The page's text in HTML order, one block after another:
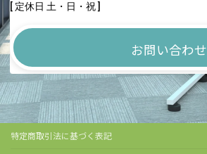
[ 定休日 土・日・祝 ]
お問い合わせ
特定商取引法に基づく表記